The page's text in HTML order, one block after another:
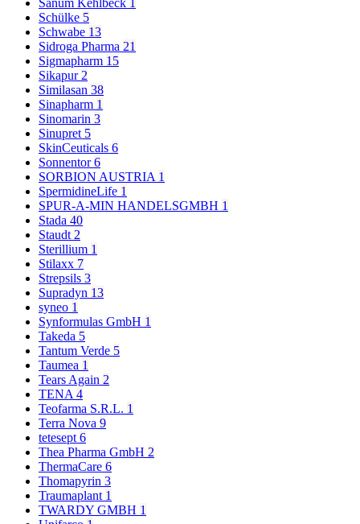
Sanum Kehlbeck 1
Schülke 5
Schwabe 13
Sidroga Pharma 21
Sigmapharm 15
Sikapur2
Similasan 38
Sinapharm 1
Sinomarin 3
Sinupret 5
SkinCeuticals 6
Sonnentor6
SORBION AUSTRIA 1
SpermidineLife 1
SPUR-A-MIN HANDELSGMBH 1
Stada 40
Staudt2
Sterillium 1
Stilaxx 7
Strepsils 3
Supradyn 13
syneo 1
Synformulas GmbH 1
Takeda 5
Tantum Verde 5
Taumea 1
Tears Again 2
TENA4
Teofarma S.R.L. 1
Terra Nova 9
tetesept6
Thea Pharma GmbH 2
ThermaCare 6
Thomapyrin 3
Traumaplant 1
TWARDY GMBH 1